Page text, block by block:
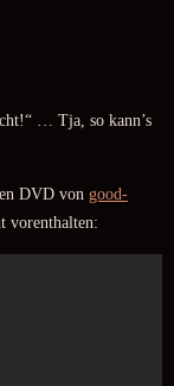
… Tja, so kann’s
DVD von good-
vorenthalten: